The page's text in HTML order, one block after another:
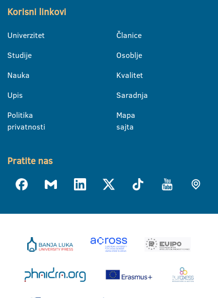
Korisni linkovi
Univerzitet
Studije
Nauka
Upis
Politika
privatnosti
Članice
Osoblje
Kvalitet
Saradnja
Mapa
sajta
Pratite nas